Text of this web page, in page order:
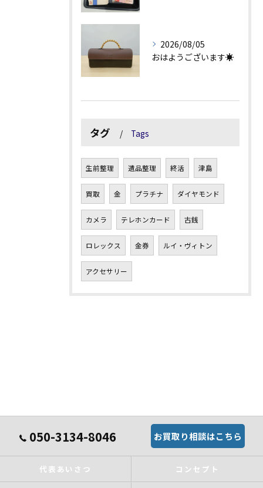
2026/08/05
おはようございます☀
タグ Tags
生前整理 遺品整理 終活 津島
買取 金 プラチナ ダイヤモンド
カメラ テレホンカード 古銭
ロレックス 金券 ルイ・ヴィトン
アクセサリー
050-3134-8046 お買取り相談はこちら
代表あいさつ コンセプト